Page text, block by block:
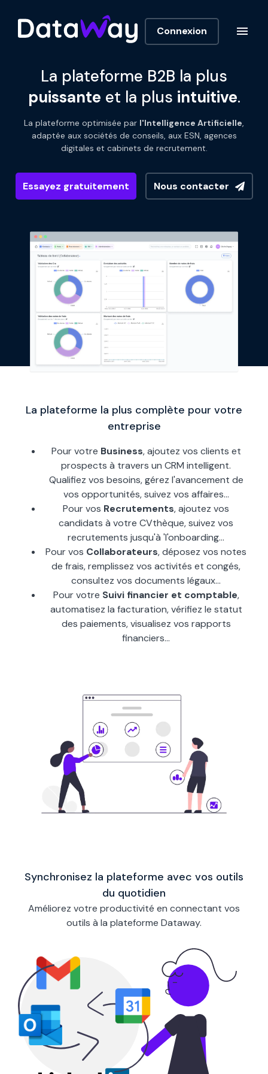
Connexion
La plateforme B2B la plus
puissante et la plus intuitive.
La plateforme optimisée par l'Intelligence Artificielle,
adaptée aux sociétés de conseils, aux ESN, agences
digitales et cabinets de recrutement.
Essayez gratuitement Nous contacter
La plateforme la plus complète pour votre
entreprise
Pour votre Business, ajoutez vos clients et
prospects à travers un CRM intelligent.
Qualifiez vos besoins, gérez l'avancement de
vos opportunités, suivez vos affaires...
Pour vos Recrutements, ajoutez vos
candidats à votre CVthèque, suivez vos
recrutements jusqu'à 'l'onboarding...
Pour vos Collaborateurs, déposez vos notes
de frais, remplissez vos activités et congés,
consultez vos documents légaux...
Pour votre Suivi financier et comptable,
automatisez la facturation, vérifiez le statut
des paiements, visualisez vos rapports
financiers...
Synchronisez la plateforme avec vos outils
du quotidien
Améliorez votre productivité en connectant vos
outils à la plateforme Dataway.